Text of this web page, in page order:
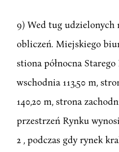
9) Wed tug udzielonych
obliczeń. Miejskiego
stiona północna
wschodnia 113,50 m,
140,20 m, strona
przestrzeń Rynku
2 , podczas gdy rynek